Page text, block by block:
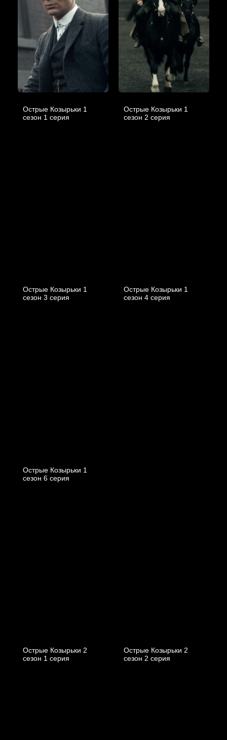
Острые Козырьки 1
cезон 1 cерия
Острые Козырьки 1
cезон 2 cерия
Острые Козырьки 1
cезон 3 cерия
Острые Козырьки 1
cезон 4 cерия
Острые Козырьки 1
cезон 6 cерия
Острые Козырьки 2
cезон 1 cерия
Острые Козырьки 2
cезон 2 cерия